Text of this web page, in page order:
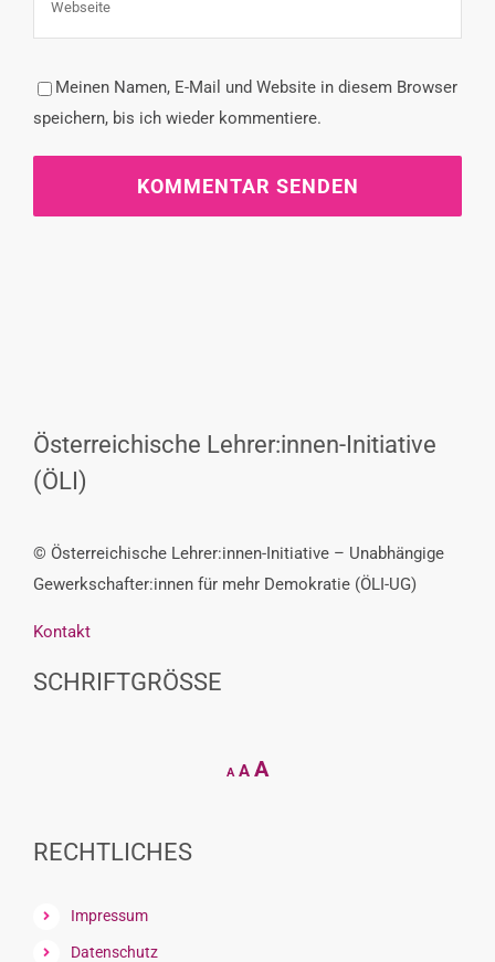
Meinen Namen, E-Mail und Website in diesem Browser
speichern, bis ich wieder kommentiere.
Österreichische Lehrer:innen-Initiative
(ÖLI)
© Österreichische Lehrer:innen-Initiative – Unabhängige
Gewerkschafter:innen für mehr Demokratie (ÖLI-UG)
Kontakt
SCHRIFTGRÖSSE
A
Decrease
font
A Reset
AIncrease
RECHTLICHES
Impressum
Datenschutz